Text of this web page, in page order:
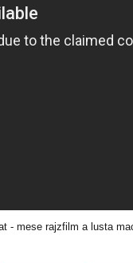
- mese rajzfilm a lusta